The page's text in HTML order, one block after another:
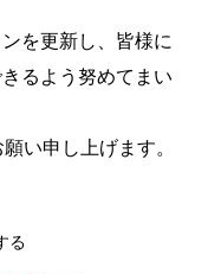
を更新し、皆様に
るよう努めてまい
い申し上げます。
る